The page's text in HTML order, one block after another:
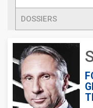
DOSSIERS